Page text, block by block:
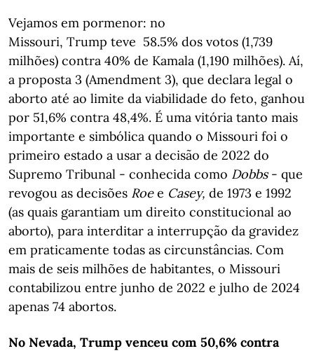
Vejamos em pormenor: no
Missouri, Trump teve 58.5% dos votos (1,739
milhões) contra 40% de Kamala (1,190 milhões). Aí,
a proposta 3 (Amendment 3), que declara legal o
aborto até ao limite da viabilidade do feto, ganhou
por 51,6% contra 48,4%. É uma vitória tanto mais
importante e simbólica quando o Missouri foi o
primeiro estado a usar a decisão de 2022 do
Supremo Tribunal - conhecida como Dobbs- que
revogou as decisões Roee Casey, de 1973 e 1992
(as quais garantiam um direito constitucional ao
aborto), para interditar a interrupção da gravidez
em praticamente todas as circunstâncias. Com
mais de seis milhões de habitantes, o Missouri
contabilizou entre junho de 2022 e julho de 2024
apenas 74 abortos.
No Nevada, Trump venceu com 50,6% contra